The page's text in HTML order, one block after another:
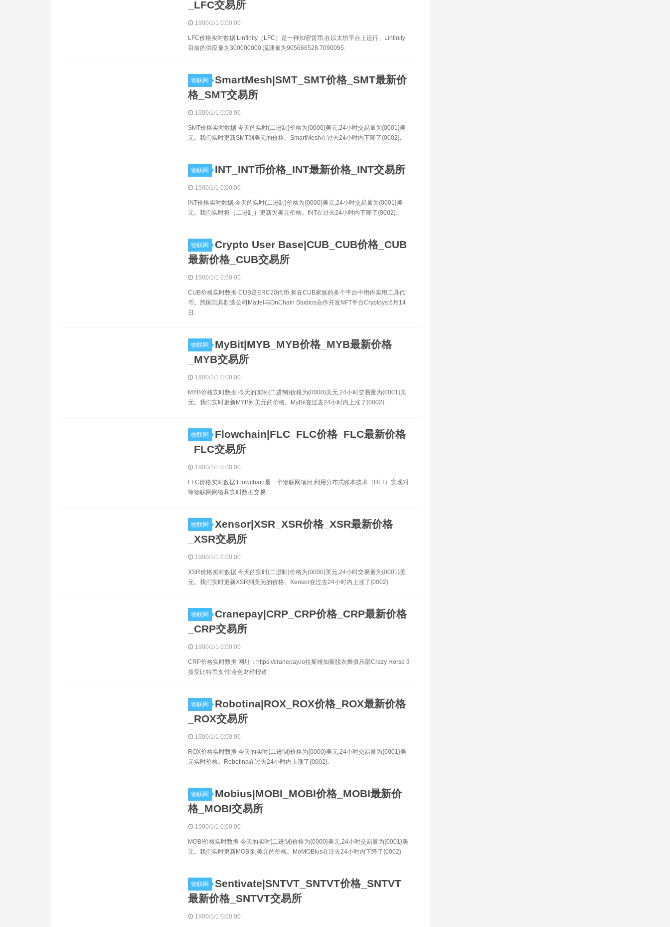
_LFC交易所
1900/1/1 0:00:00
LFC价格实时数据 Linfinity（LFC）是一种加密货币,在以太坊平台上运行。Linfinity
目前的供应量为300000000,流通量为905666528.7090095.
物联网
SmartMesh|SMT_SMT价格_SMT最新价
格_SMT交易所
1900/1/1 0:00:00
SMT价格实时数据 今天的实时{二进制}价格为{0000}美元,24小时交易量为{0001}美
元。我们实时更新SMT到美元的价格。SmartMesh在过去24小时内下降了{0002}.
物联网 INT_INT币价格_INT最新价格_INT交易所
1900/1/1 0:00:00
INT价格实时数据 今天的实时{二进制}价格为{0000}美元,24小时交易量为{0001}美
元。我们实时将｛二进制｝更新为美元价格。INT在过去24小时内下降了{0002}.
物联网
Crypto User Base|CUB_CUB价格_CUB
最新价格_CUB交易所
1900/1/1 0:00:00
CUB价格实时数据 CUB是ERC20代币,将在CUB家族的多个平台中用作实用工具代
币。跨国玩具制造公司Mattel与OnChain Studios合作开发NFT平台Cryptoys:6月14
日.
物联网
MyBit|MYB_MYB价格_MYB最新价格
_MYB交易所
1900/1/1 0:00:00
MYB价格实时数据 今天的实时{二进制}价格为{0000}美元,24小时交易量为{0001}美
元。我们实时更新MYB到美元的价格。MyBit在过去24小时内上涨了{0002}.
物联网
Flowchain|FLC_FLC价格_FLC最新价格
_FLC交易所
1900/1/1 0:00:00
FLC价格实时数据 Flowchain是一个物联网项目,利用分布式账本技术（DLT）实现对
等物联网网络和实时数据交易.
物联网
Xensor|XSR_XSR价格_XSR最新价格
_XSR交易所
1900/1/1 0:00:00
XSR价格实时数据 今天的实时{二进制}价格为{0000}美元,24小时交易量为{0001}美
元。我们实时更新XSR到美元的价格。Xensor在过去24小时内上涨了{0002}.
物联网
Cranepay|CRP_CRP价格_CRP最新价格
_CRP交易所
1900/1/1 0:00:00
CRP价格实时数据 网址：https://cranepay.io拉斯维加斯脱衣舞俱乐部Crazy Horse 3
接受比特币支付:金色财经报道.
物联网
Robotina|ROX_ROX价格_ROX最新价格
_ROX交易所
1900/1/1 0:00:00
ROX价格实时数据 今天的实时{二进制}价格为{0000}美元,24小时交易量为{0001}美
元实时价格。Robotina在过去24小时内上涨了{0002}.
物联网
Mobius|MOBI_MOBI价格_MOBI最新价
格_MOBI交易所
1900/1/1 0:00:00
MOBI价格实时数据 今天的实时{二进制}价格为{0000}美元,24小时交易量为{0001}美
元。我们实时更新MOBI到美元的价格。MoMOBIus在过去24小时内下降了{0002}.
物联网
Sentivate|SNTVT_SNTVT价格_SNTVT
最新价格_SNTVT交易所
1900/1/1 0:00:00